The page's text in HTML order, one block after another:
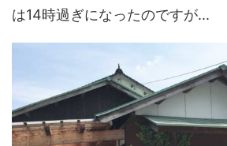
は14時過ぎになったのですが...